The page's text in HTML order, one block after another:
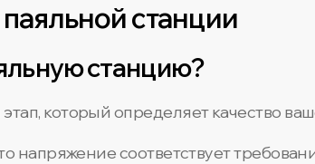
станции
станцию?
который определяет качество
напряжение соответствует